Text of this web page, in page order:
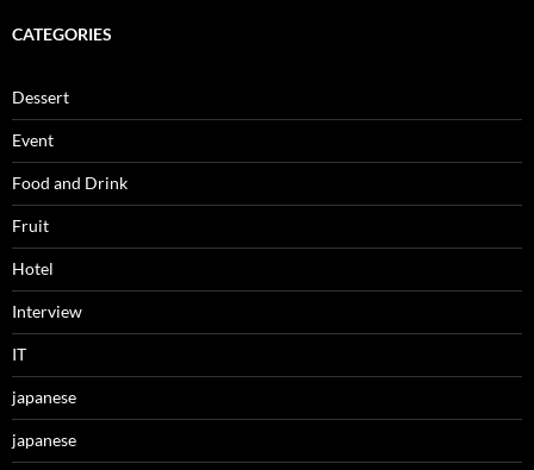
CATEGORIES
Dessert
Event
Food and Drink
Fruit
Hotel
Interview
IT
japanese
japanese